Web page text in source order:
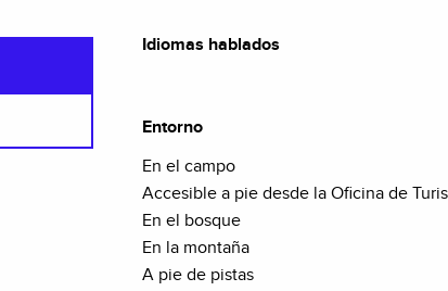
Idiomas hablados
Idiomas hablados
Entorno
Entorno
En el campo
Accesible a pie desde la Oficina de
En el bosque
En la montaña
A pie de pistas